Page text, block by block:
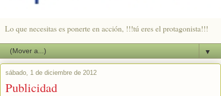
Lo que necesitas es ponerte en acción, !!!tú eres el protagonista!!!
▼
sábado, 1 de diciembre de 2012
Publicidad